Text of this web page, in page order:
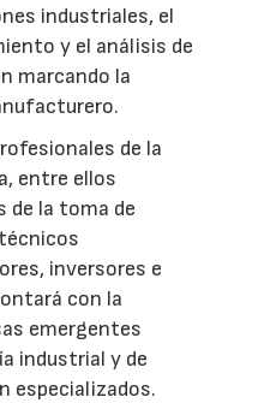
industriales, el
y el análisis de
marcando la
de la
entre ellos
de la toma de
inversores e
con la
emergentes
industrial y de
especializados.